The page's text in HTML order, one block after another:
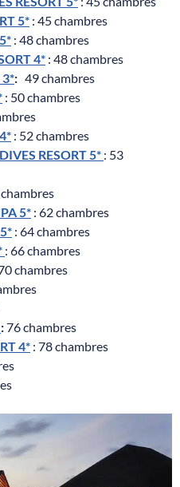
5* : 45 chambres
: 48 chambres
4* : 48 chambres
3*: 49 chambres
: 50 chambres
: 52 chambres
RESORT 5* : 53
5* : 62 chambres
: 64 chambres
: 66 chambres
chambres
:76 chambres
4* : 78 chambres